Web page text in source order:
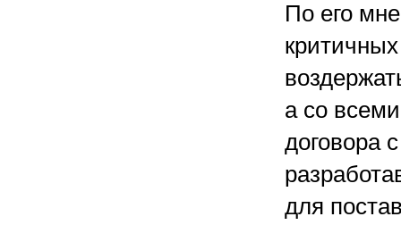
По его
а со
договора
для